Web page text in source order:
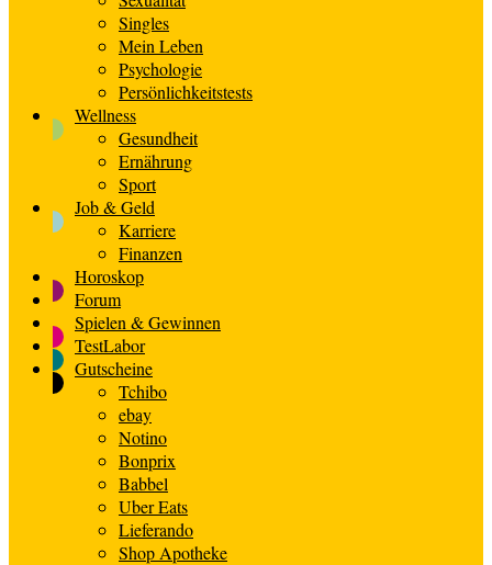
Singles
Mein Leben
Psychologie
Persönlichkeitstests
Wellness
Gesundheit
Ernährung
Sport
Job & Geld
Karriere
Finanzen
Horoskop
Forum
Spielen & Gewinnen
TestLabor
Gutscheine
Tchibo
ebay
Notino
Bonprix
Babbel
Uber Eats
Lieferando
Shop Apotheke